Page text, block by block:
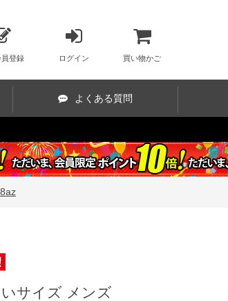
員登録 ログイン 買い物かご
よくある質問
いサイズ メンズ